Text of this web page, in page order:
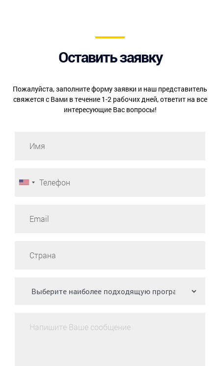
Оставить заявку
Пожалуйста, заполните форму заявки и наш представитель
свяжется с Вами в течение 1-2 рабочих дней, ответит на все
интересующие Вас вопросы!